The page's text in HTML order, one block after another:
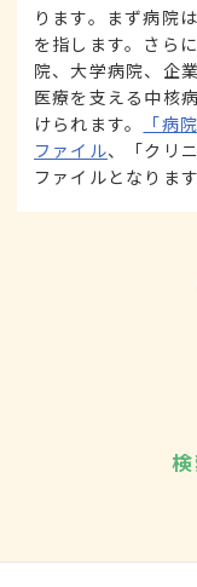
ります。まず病院
を指します。さら
院、大学病院、企
医療を支える中核
けられます。
「病
ファイル、「クリ
ファイルとなります